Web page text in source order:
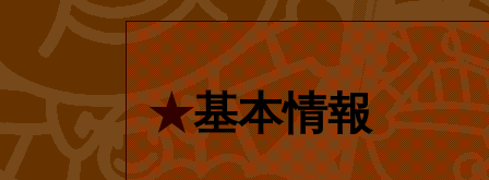
amazon.com.jp
ン』しか知らな
えたいという期
ど、オフィシャ
にはユーザー登
なのでご安心く
★基本情報